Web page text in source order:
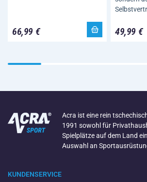
66,99 € 49,99 €
Acra ist eine rein
1991 sowohl für
Spielplätze auf dem Land
Auswahl an
KUNDENSERVICE